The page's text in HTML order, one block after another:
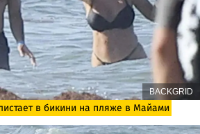
BACKGRID
в бикини на пляже в Майами